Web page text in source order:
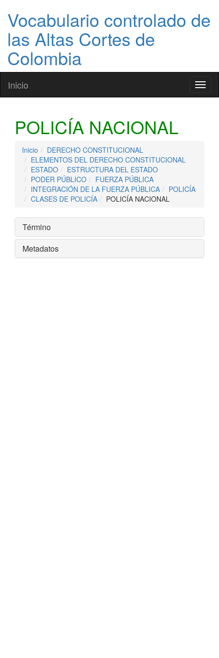
Vocabulario controlado de
las Altas Cortes de
Colombia
Inicio
POLICÍA NACIONAL
Inicio
DERECHO CONSTITUCIONAL
ELEMENTOS DEL DERECHO CONSTITUCIONAL
ESTADO
ESTRUCTURA DEL ESTADO
PODER PÚBLICO
FUERZA PÚBLICA
INTEGRACIÓN DE LA FUERZA PÚBLICA
POLICÍA
CLASES DE POLICÍA
POLICÍA NACIONAL
Término
Metadatos